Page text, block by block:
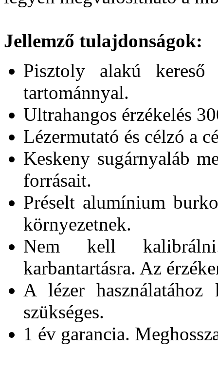
Jellemző tulajdonságok:
Pisztoly alakú kereső
tartománnyal.
Ultrahangos érzékelés
Lézermutató és célzó a
Keskeny sugárnyaláb
forrásait.
Préselt alumínium
környezetnek.
Nem kell
karbantartásra. Az
A lézer
szükséges.
1 év garancia.